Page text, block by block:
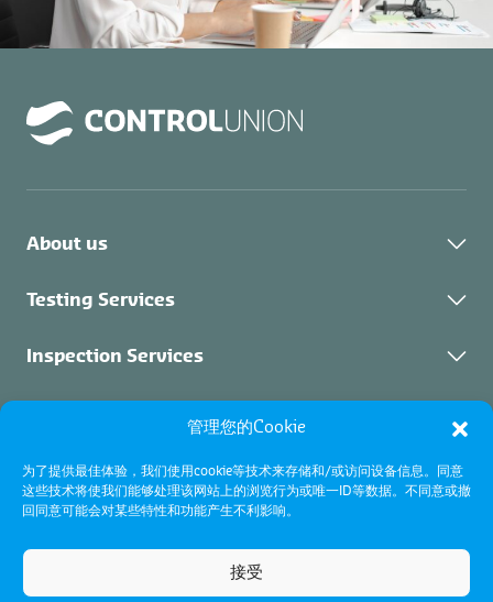
管理您的Cookie
为了提供最佳体验，我们使用cookie等技术来存储和/或访问设备信息。同意
这些技术将使我们能够处理该网站上的浏览行为或唯一ID等数据。不同意或撤
回同意可能会对某些特性和功能产生不利影响。
接受
About us
关于我们
船舶性能中心（VPC）
Testing Services
实验室检测
Inspection Services
工业检验
货品检验
关于证书
认证项目
条款及细则
Cookie政策
沪ICP备2026003259号-1